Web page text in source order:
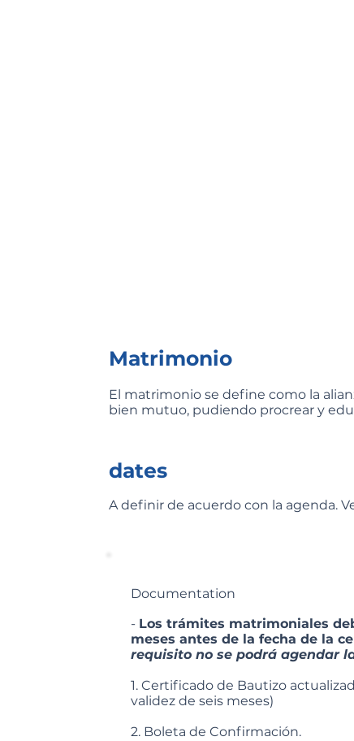
Documentation
- Los trámites matrimoniales
meses antes de la fecha de la
requisito no se podrá agendar
1. Certificado de Bautizo
validez de seis meses)
2. Boleta de Confirmación.
Matrimonio
El matrimonio se define como la
bien mutuo, pudiendo procrear y
dates
A definir de acuerdo con la agenda.